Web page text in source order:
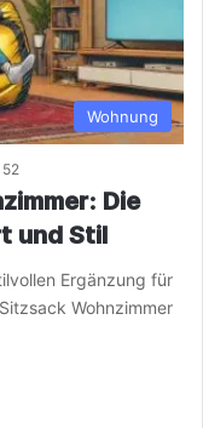
Wohnung
52
Die
und Stil
Ergänzung für
Wohnzimmer